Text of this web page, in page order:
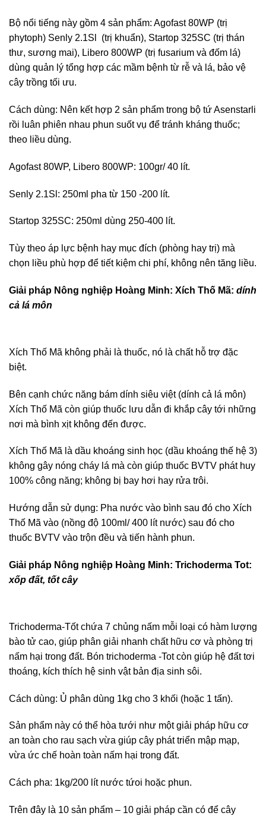
Bộ nổi tiếng này gồm 4 sản phẩm: Agofast 80WP (trị
phytoph) Senly 2.1Sl (trị khuẩn), Startop 325SC (trị thán
thư, sương mai), Libero 800WP (trị fusarium và đốm lá)
dùng quản lý tổng hợp các mầm bệnh từ rễ và lá, bảo vệ
cây trồng tối ưu.
Cách dùng: Nên kết hợp 2 sản phẩm trong bộ tứ Asenstarli
rồi luân phiên nhau phun suốt vụ để tránh kháng thuốc;
theo liều dùng.
Agofast 80WP, Libero 800WP: 100gr/ 40 lít.
Senly 2.1Sl: 250ml pha từ 150 -200 lít.
Startop 325SC: 250ml dùng 250-400 lít.
Tùy theo áp lực bệnh hay mục đích (phòng hay trị) mà
chọn liều phù hợp để tiết kiệm chi phí, không nên tăng liều.
Giải pháp Nông nghiệp Hoàng Minh: Xích Thố Mã: dính
cả lá môn
Xích Thố Mã không phải là thuốc, nó là chất hỗ trợ đặc
biệt.
Bên cạnh chức năng bám dính siêu việt (dính cả lá môn)
Xích Thố Mã còn giúp thuốc lưu dẫn đi khắp cây tới những
nơi mà bình xịt không đến được.
Xích Thố Mã là dầu khoáng sinh học (dầu khoáng thế hệ 3)
không gây nóng cháy lá mà còn giúp thuốc BVTV phát huy
100% công năng; không bị bay hơi hay rửa trôi.
Hướng dẫn sử dụng: Pha nước vào bình sau đó cho Xích
Thố Mã vào (nồng độ 100ml/ 400 lít nước) sau đó cho
thuốc BVTV vào trộn đều và tiến hành phun.
Giải pháp Nông nghiệp Hoàng Minh: Trichoderma Tot:
xốp đất, tốt cây
Trichoderma-Tốt chứa 7 chủng nấm mỗi loại có hàm lượng
bào tử cao, giúp phân giải nhanh chất hữu cơ và phòng trị
nấm hại trong đất. Bón trichoderma -Tot còn giúp hệ đất tơi
thoáng, kích thích hệ sinh vật bản địa sinh sôi.
Cách dùng: Ủ phân dùng 1kg cho 3 khối (hoặc 1 tấn).
Sản phẩm này có thể hòa tưới như một giải pháp hữu cơ
an toàn cho rau sạch vừa giúp cây phát triển mập mạp,
vừa ức chế hoàn toàn nấm hại trong đất.
Cách pha: 1kg/200 lít nước tứoi hoặc phun.
Trên đây là 10 sản phẩm – 10 giải pháp cần có để cây